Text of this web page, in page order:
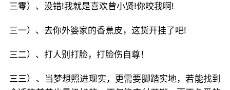
三零）、没错!我就是喜欢曾小贤!你咬我啊!
三一）、去你外婆家的香蕉皮，这货开挂了吧!
三二）、打人别打脸，打脸伤自尊！
三三）、当梦想照进现实，更需要脚踏实地，若能找到